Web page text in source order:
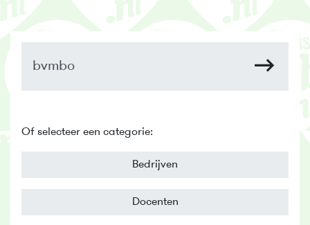
Of selecteer een categorie:
Bedrijven
Docenten